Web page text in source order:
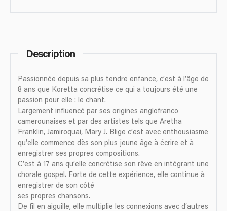
Description
Passionnée depuis sa plus tendre enfance, c’est à l’âge de
8 ans que Koretta concrétise ce qui a toujours été une
passion pour elle : le chant.
Largement influencé par ses origines anglofranco
camerounaises et par des artistes tels que Aretha
Franklin, Jamiroquai, Mary J. Blige c’est avec enthousiasme
qu’elle commence dès son plus jeune âge à écrire et à
enregistrer ses propres compositions.
C’est à 17 ans qu’elle concrétise son rêve en intégrant une
chorale gospel. Forte de cette expérience, elle continue à
enregistrer de son côté
ses propres chansons.
De fil en aiguille, elle multiplie les connexions avec d’autres